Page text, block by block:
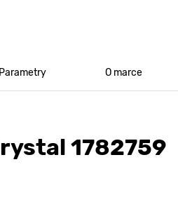
Parametry O marce
1782759